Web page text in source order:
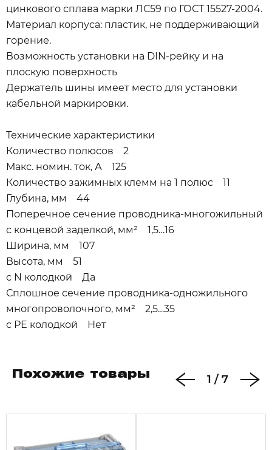
цинкового сплава марки ЛС59 по ГОСТ 15527-2004.
Материал корпуса: пластик, не поддерживающий
горение.
Возможность установки на DIN-рейку и на
плоскую поверхность
Держатель шины имеет место для установки
кабельной маркировки.
Технические характеристики
Количество полюсов 2
Макс. номин. ток, А 125
Количество зажимных клемм на 1 полюс 11
Глубина, мм 44
Поперечное сечение проводника-многожильный
с концевой заделкой, мм² 1,5…16
Ширина, мм 107
Высота, мм 51
с N колодкой Да
Сплошное сечение проводника-одножильного
многопроволочного, мм² 2,5…35
с РЕ колодкой Нет
Похожие товары 1 / 7